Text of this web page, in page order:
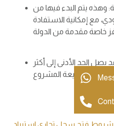
وهذه يتم البدء فيها من
ريال سعودي، مع إمكانية الاستفادة
الحد الأدنى إلى أكثر